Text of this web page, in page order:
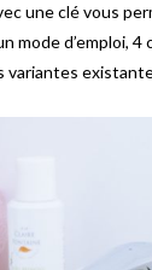
une clé vous
mode d’emploi,